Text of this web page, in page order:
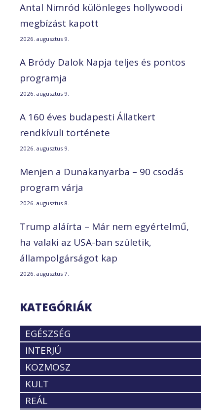
Antal Nimród különleges hollywoodi
megbízást kapott
2026. augusztus 9.
A Bródy Dalok Napja teljes és pontos
programja
2026. augusztus 9.
A 160 éves budapesti Állatkert
rendkívüli története
2026. augusztus 9.
Menjen a Dunakanyarba – 90 csodás
program várja
2026. augusztus 8.
Trump aláírta – Már nem egyértelmű,
ha valaki az USA-ban születik,
állampolgárságot kap
2026. augusztus 7.
KATEGÓRIÁK
EGÉSZSÉG
INTERJÚ
KOZMOSZ
KULT
REÁL